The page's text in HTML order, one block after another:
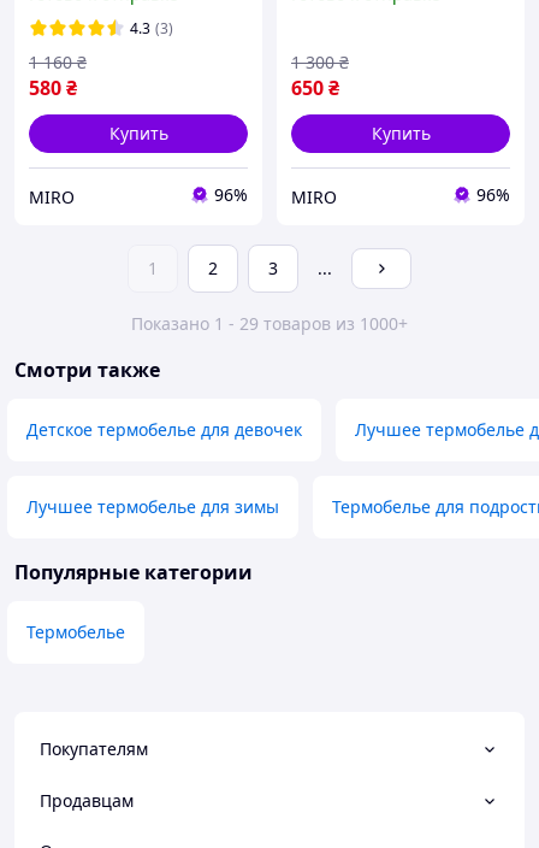
флисе + в подарок теплые
носки
4.3 (3)
580₴
1 160 ₴
Купить
MIRO 96%
650₴
1 300 ₴
Купить
MIRO 96%
1 2 3 ...
Показано 1 - 29 товаров из 1000+
Смотри также
Детское термобелье для девочек Лучшее термобелье
Лучшее термобелье для зимы Термобелье для
Популярные категории
Термобелье
Покупателям
Продавцам